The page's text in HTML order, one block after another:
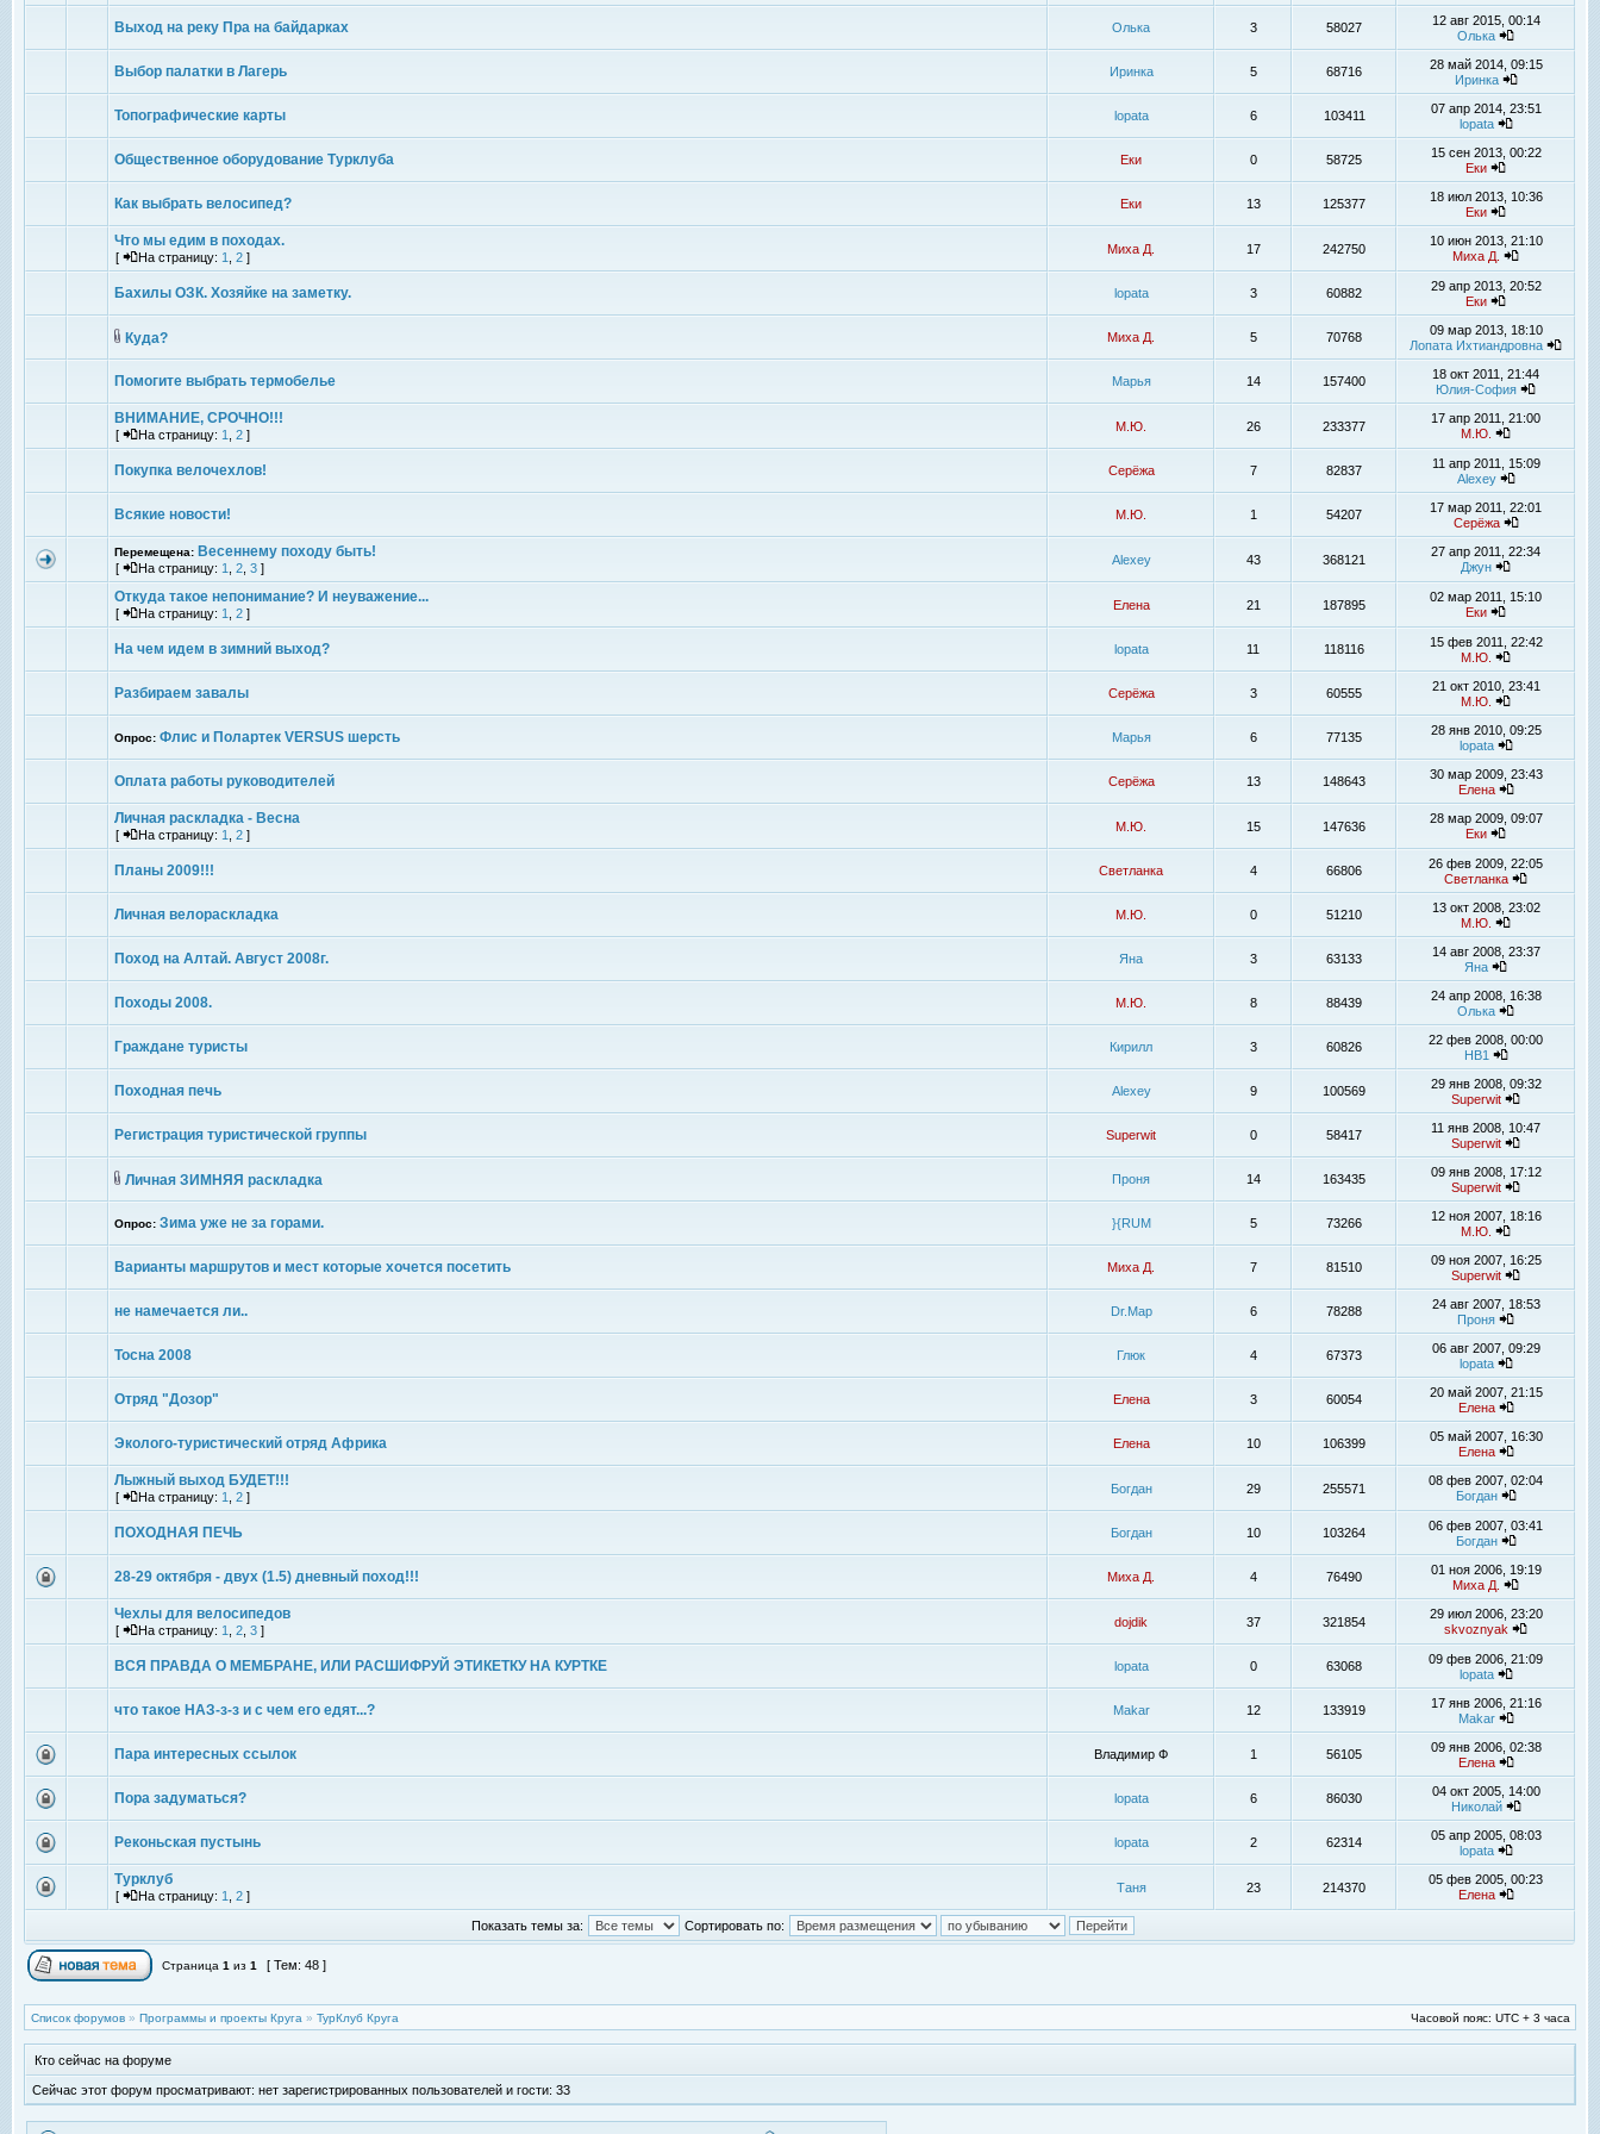
Выход на реку Пра на байдарках Олька 3 58027
12 авг 2015, 00:14
Олька
Выбор палатки в Лагерь Иринка 5 68716
28 май 2014, 09:15
Иринка
Топографические карты lopata 6 103411
07 апр 2014, 23:51
lopata
Общественное оборудование Турклуба Еки 0 58725
15 сен 2013, 00:22
Еки
Как выбрать велосипед? Еки 13 125377
18 июл 2013, 10:36
Еки
Что мы едим в походах.
[ На страницу: 1 2 ]
Миха Д. 17 242750
10 июн 2013, 21:10
Миха Д.
Бахилы ОЗК. Хозяйке на заметку. lopata 3 60882
29 апр 2013, 20:52
Еки
Куда? Миха Д. 5 70768
09 мар 2013, 18:10
Лопата Ихтиандровна
Помогите выбрать термобелье Марья 14 157400
18 окт 2011, 21:44
Юлия-София
ВНИМАНИЕ, СРОЧНО!!!
[ На страницу: 1 2 ]
М.Ю. 26 233377
17 апр 2011, 21:00
М.Ю.
Покупка велочехлов! Серёжа 7 82837
11 апр 2011, 15:09
Alexey
Всякие новости! М.Ю. 1 54207
17 мар 2011, 22:01
Серёжа
Перемещена: Весеннему походу быть!
[ На страницу: 1 2 3 ]
Alexey 43 368121
27 апр 2011, 22:34
Джун
Откуда такое непонимание? И неуважение...
[ На страницу: 1 2 ]
Елена 21 187895
02 мар 2011, 15:10
Еки
На чем идем в зимний выход? lopata 11 118116
15 фев 2011, 22:42
М.Ю.
Разбираем завалы Серёжа 3 60555
21 окт 2010, 23:41
М.Ю.
Опрос: Флис и Полартек VERSUS шерсть Марья 6 77135
28 янв 2010, 09:25
lopata
Оплата работы руководителей Серёжа 13 148643
30 мар 2009, 23:43
Елена
Личная раскладка - Весна
[ На страницу: 1 2 ]
М.Ю. 15 147636
28 мар 2009, 09:07
Еки
Планы 2009!!! Светланка 4 66806
26 фев 2009, 22:05
Светланка
Личная велораскладка М.Ю. 0 51210
13 окт 2008, 23:02
М.Ю.
Поход на Алтай. Август 2008г. Яна 3 63133
14 авг 2008, 23:37
Яна
Походы 2008. М.Ю. 8 88439
24 апр 2008, 16:38
Олька
Граждане туристы Кирилл 3 60826
22 фев 2008, 00:00
НВ1
Походная печь Alexey 9 100569
29 янв 2008, 09:32
Superwit
Регистрация туристической группы Superwit 0 58417
11 янв 2008, 10:47
Superwit
Личная ЗИМНЯЯ раскладка Проня 14 163435
09 янв 2008, 17:12
Superwit
Опрос: Зима уже не за горами. }{RUM 5 73266
12 ноя 2007, 18:16
М.Ю.
Варианты маршрутов и мест которые хочется посетить Миха Д. 7 81510
09 ноя 2007, 16:25
Superwit
не намечается ли.. Dr.Map 6 78288
24 авг 2007, 18:53
Проня
Тосна 2008 Глюк 4 67373
06 авг 2007, 09:29
lopata
Отряд "Дозор" Елена 3 60054
20 май 2007, 21:15
Елена
Эколого-туристический отряд Африка Елена 10 106399
05 май 2007, 16:30
Елена
Лыжный выход БУДЕТ!!!
[ На страницу: 1 2 ]
Богдан 29 255571
08 фев 2007, 02:04
Богдан
ПОХОДНАЯ ПЕЧЬ Богдан 10 103264
06 фев 2007, 03:41
Богдан
28-29 октября - двух (1.5) дневный поход!!! Миха Д. 4 76490
01 ноя 2006, 19:19
Миха Д.
Чехлы для велосипедов
[ На страницу: 1 2 3 ]
dojdik 37 321854
29 июл 2006, 23:20
skvoznyak
ВСЯ ПРАВДА О МЕМБРАНЕ, ИЛИ РАСШИФРУЙ ЭТИКЕТКУ НА КУРТКЕ lopata 0 63068
09 фев 2006, 21:09
lopata
что такое НАЗ-з-з и с чем его едят...? Makar 12 133919
17 янв 2006, 21:16
Makar
Пара интересных ссылок Владимир Ф 1 56105
09 янв 2006, 02:38
Елена
Пора задуматься? lopata 6 86030
04 окт 2005, 14:00
Николай
Реконьская пустынь lopata 2 62314
05 апр 2005, 08:03
lopata
Турклуб
[ На страницу: 1 2 ]
Таня 23 214370
05 фев 2005, 00:23
Елена
Показать темы за: Сортировать по:
Страница 1 из 1 [ Тем: 48 ]
Список форумов » Программы и проекты Круга » ТурКлуб Круга Часовой пояс: UTC + 3 часа
Кто сейчас на форуме
Сейчас этот форум просматривают: нет зарегистрированных пользователей и гости: 33